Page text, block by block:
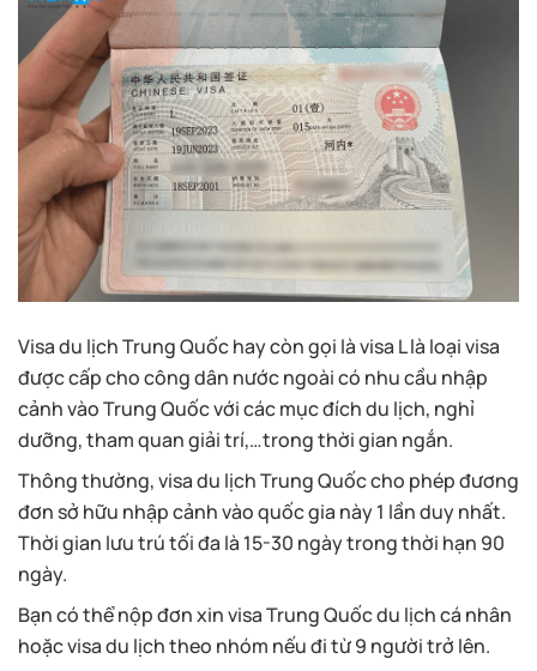
Visa du lịch Trung Quốc hay còn gọi là visa L là loại visa
được cấp cho công dân nước ngoài có nhu cầu nhập
cảnh vào Trung Quốc với các mục đích du lịch, nghỉ
dưỡng, tham quan giải trí,…trong thời gian ngắn.
Thông thường, visa du lịch Trung Quốc cho phép đương
đơn sở hữu nhập cảnh vào quốc gia này 1 lần duy nhất.
Thời gian lưu trú tối đa là 15-30 ngày trong thời hạn 90
ngày.
Bạn có thể nộp đơn xin visa Trung Quốc du lịch cá nhân
hoặc visa du lịch theo nhóm nếu đi từ 9 người trở lên.